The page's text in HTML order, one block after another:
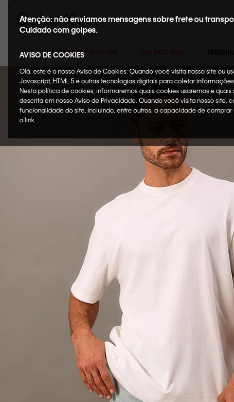
Buscar
SALE ATÉ 50% OFF
Atenção: não enviamos mensagens sobre frete ou
Cuidado com golpes.
AVISO DE COOKIES
Olá, este é o nosso Aviso de Cookies. Quando você visita nosso site ou
Javascript, HTML 5 e outras tecnologias digitais para coletar
Nesta política de cookies, informaremos quais cookies usaremos e
descrita em nosso Aviso de Privacidade. Quando você visita nosso
funcionalidade do site, incluindo, entre outros, a capacidade de
o link.